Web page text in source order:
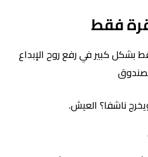
فقط
بشكل كبير في رفع روح الإبداع
ناشفا؟ العيش.